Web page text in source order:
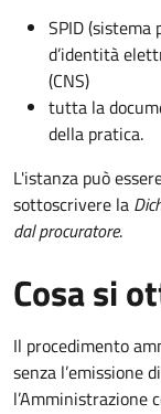
SPID
d’identità
(CNS)
tutta la
della pratica.
L'istanza può
sottoscrivere la
dal procuratore.
Cosa si
Il procedimento
senza l’emissione
l’Amministrazione